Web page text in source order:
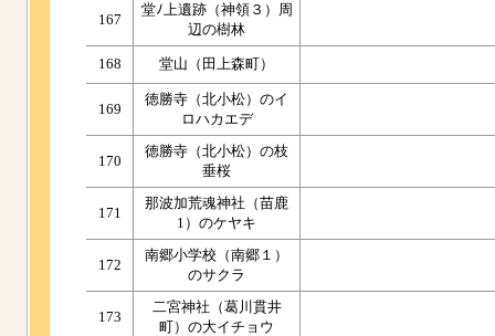
167
堂ﾉ上遺跡（神領３）周
辺の樹林
168 堂山（田上森町）
169
徳勝寺（北小松）のイ
ロハカエデ
170
徳勝寺（北小松）の枝
垂桜
171
那波加荒魂神社（苗鹿
1）のケヤキ
172
南郷小学校（南郷１）
のサクラ
173
二宮神社（葛川貫井
町）の大イチョウ